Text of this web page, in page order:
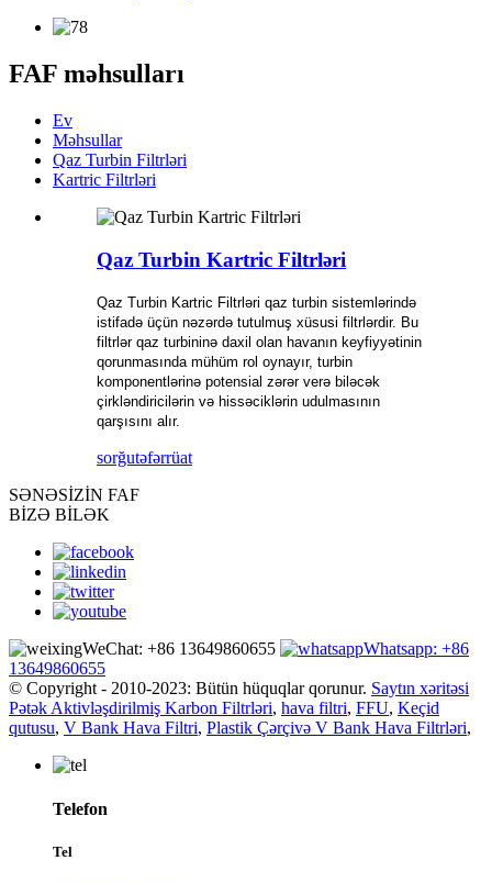
FAF məhsulları
Ev
Məhsullar
Qaz Turbin Filtrləri
Kartric Filtrləri
Qaz Turbin Kartric Filtrləri
Qaz Turbin Kartric Filtrləri qaz turbin sistemlərində
istifadə üçün nəzərdə tutulmuş xüsusi filtrlərdir. Bu
filtrlər qaz turbininə daxil olan havanın keyfiyyətinin
qorunmasında mühüm rol oynayır, turbin
komponentlərinə potensial zərər verə biləcək
çirkləndiricilərin və hissəciklərin udulmasının
qarşısını alır.
sorğutəfərrüat
SƏNƏSİZİN FAF
BİZƏ BİLƏK
WeChat: +86 13649860655
Whatsapp: +86
13649860655
© Copyright - 2010-2023: Bütün hüquqlar qorunur. Saytın xəritəsi
Pətək Aktivləşdirilmiş Karbon Filtrləri, hava filtri, FFU, Keçid
qutusu, V Bank Hava Filtri, Plastik Çərçivə V Bank Hava Filtrləri,
Telefon
Tel